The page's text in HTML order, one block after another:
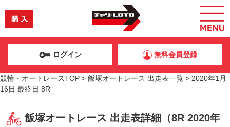
ログイン 無料会員登録
競輪・オートレースTOP > 飯塚オートレース 出走表一覧 > 2020年1月
16日 最終日 8R
飯塚オートレース 出走表詳細（8R 2020年